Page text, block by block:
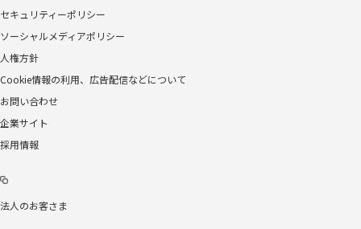
セキュリティーポリシー
ソーシャルメディアポリシー
人権方針
Cookie情報の利用、広告配信などについて
お問い合わせ
企業サイト
採用情報
法人のお客さま